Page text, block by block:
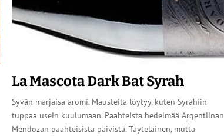
La Mascota Dark Bat Syrah
Syvän marjaisa aromi. Mausteita löytyy, kuten Syrahiin
tuppaa usein kuulumaan. Paahteista hedelmää Argentiinan
Mendozan paahteisista päivistä. Täyteläinen, mutta